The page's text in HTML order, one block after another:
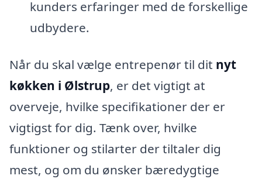
kunders erfaringer med de forskellige
udbydere.
Når du skal vælge entrepenør til dit nyt
køkken i Ølstrup, er det vigtigt at
overveje, hvilke specifikationer der er
vigtigst for dig. Tænk over, hvilke
funktioner og stilarter der tiltaler dig
mest, og om du ønsker bæredygtige